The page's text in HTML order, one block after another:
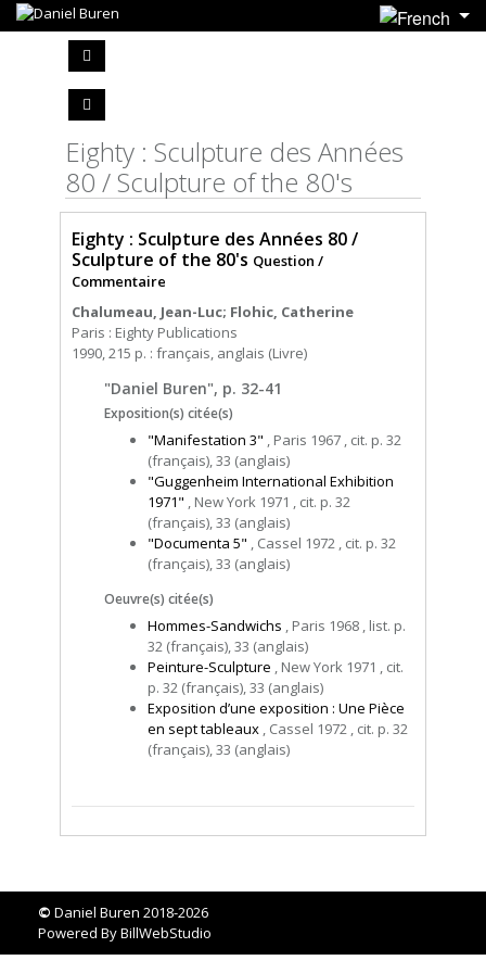
Eighty : Sculpture des Années
80 / Sculpture of the 80's
Eighty : Sculpture des Années 80 /
Sculpture of the 80's Question /
Commentaire
Chalumeau, Jean-Luc; Flohic, Catherine
Paris : Eighty Publications
1990, 215 p. : français, anglais (Livre)
"Daniel Buren", p. 32-41
Exposition(s) citée(s)
"Manifestation 3" , Paris 1967 , cit. p. 32
(français), 33 (anglais)
"Guggenheim International Exhibition
1971" , New York 1971 , cit. p. 32
(français), 33 (anglais)
"Documenta 5" , Cassel 1972 , cit. p. 32
(français), 33 (anglais)
Oeuvre(s) citée(s)
Hommes-Sandwichs , Paris 1968 , list. p.
32 (français), 33 (anglais)
Peinture-Sculpture , New York 1971 , cit.
p. 32 (français), 33 (anglais)
Exposition d’une exposition : Une Pièce
en sept tableaux , Cassel 1972 , cit. p. 32
(français), 33 (anglais)
© Daniel Buren 2018-2026
Powered ByBillWebStudio